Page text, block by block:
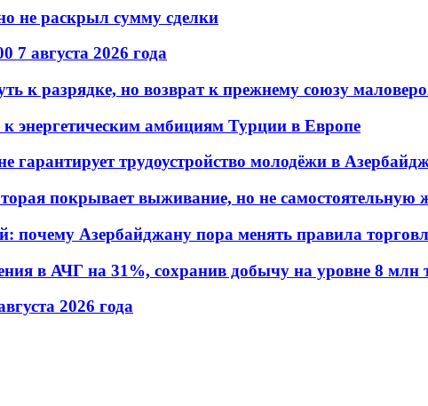
не раскрыл сумму сделки
7 августа 2026 года
к разрядке, но возврат к прежнему союзу
энергетическим амбициям Турции в Европе
гарантирует трудоустройство молодёжи в
покрывает выживание, но не самостоятельную
почему Азербайджану пора менять правила
в АЧГ на 31%, сохранив добычу на уровне 8 млн
2026 года